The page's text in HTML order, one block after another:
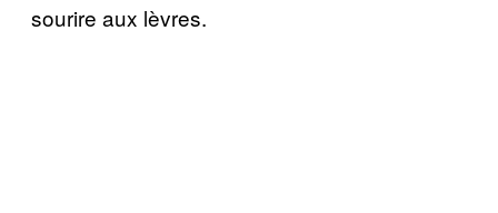
sourire aux lèvres.